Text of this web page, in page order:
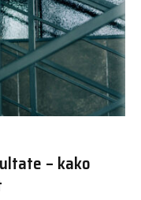
– kako